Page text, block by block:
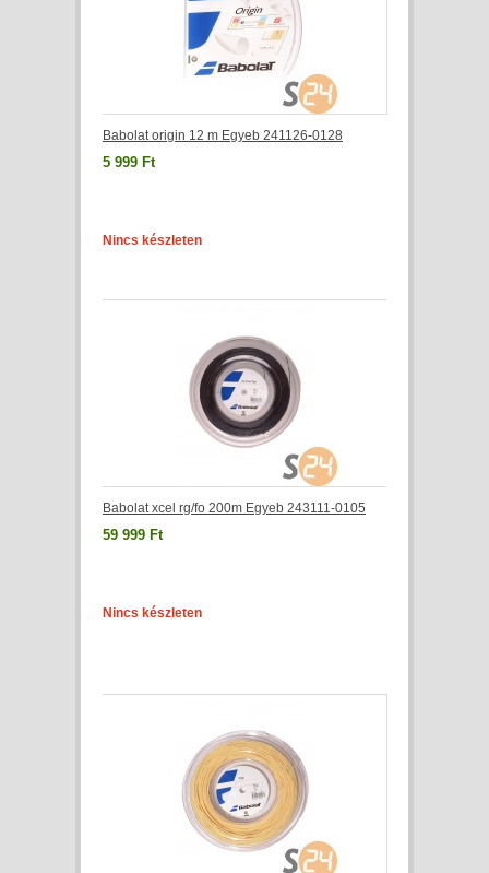
Babolat origin 12 m Egyeb 241126-0128
5 999 Ft
Nincs készleten
Babolat xcel rg/fo 200m Egyeb 243111-0105
59 999 Ft
Nincs készleten